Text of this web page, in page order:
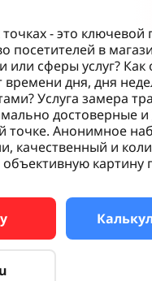
- это ключевой
посетителей в
или сферы услуг?
дня, дня
Услуга замера
достоверные
точке. Анонимное
качественный и
картину